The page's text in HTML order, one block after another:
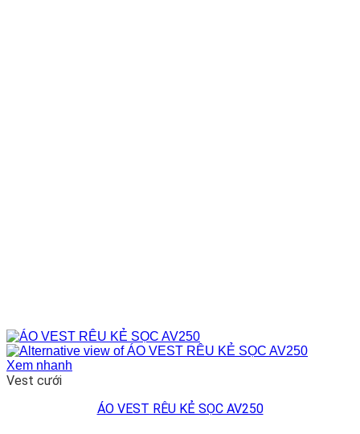
Xem nhanh
Vest cưới
ÁO VEST RÊU KẺ SỌC AV250